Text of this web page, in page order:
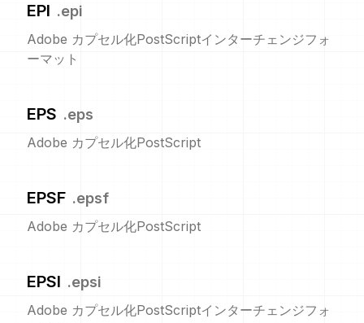
EPI .epi
Adobe カプセル化PostScriptインターチェンジフォ
ーマット
EPS .eps
Adobe カプセル化PostScript
EPSF .epsf
Adobe カプセル化PostScript
EPSI .epsi
Adobe カプセル化PostScriptインターチェンジフォ